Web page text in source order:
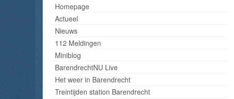
Homepage
Actueel
Nieuws
112 Meldingen
Miniblog
BarendrechtNU Live
Het weer in Barendrecht
Treintijden station Barendrecht